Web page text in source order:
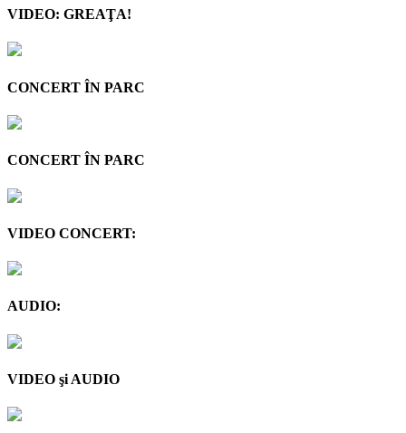
VIDEO: GREAŢA!
CONCERT ÎN PARC
CONCERT ÎN PARC
VIDEO CONCERT:
AUDIO:
VIDEO şi AUDIO